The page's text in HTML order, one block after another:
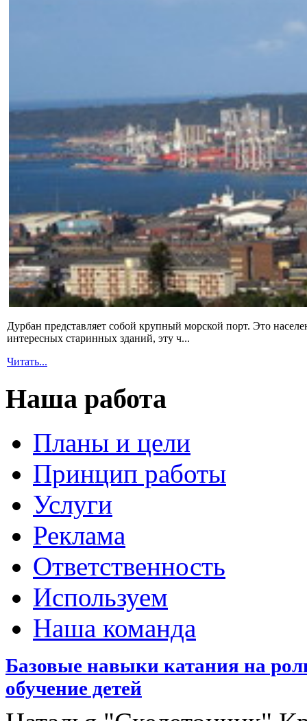
Дурбан представляет собой крупный морской порт. Это
интересных старинных зданий, эту ч...
Читать...
Наша работа
Планы и цели
Принцип работы
Услуги
Реклама
Ответственность
Используем
Наша команда
Базовые навыки катания на
обучение детей